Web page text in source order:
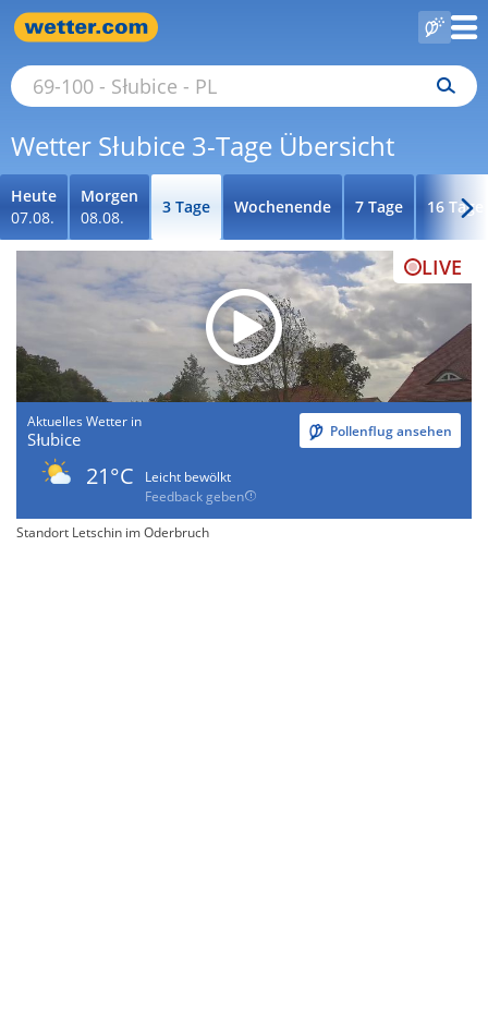
Wetter Słubice 3-Tage Übersicht
Heute
07.08.
Morgen
08.08.
3 Tage Wochenende 7 Tage 16 Tage
LIVE
Aktuelles Wetter in
Słubice Pollenflug ansehen
21°C
Leicht bewölkt
Feedback geben
Standort Letschin im Oderbruch